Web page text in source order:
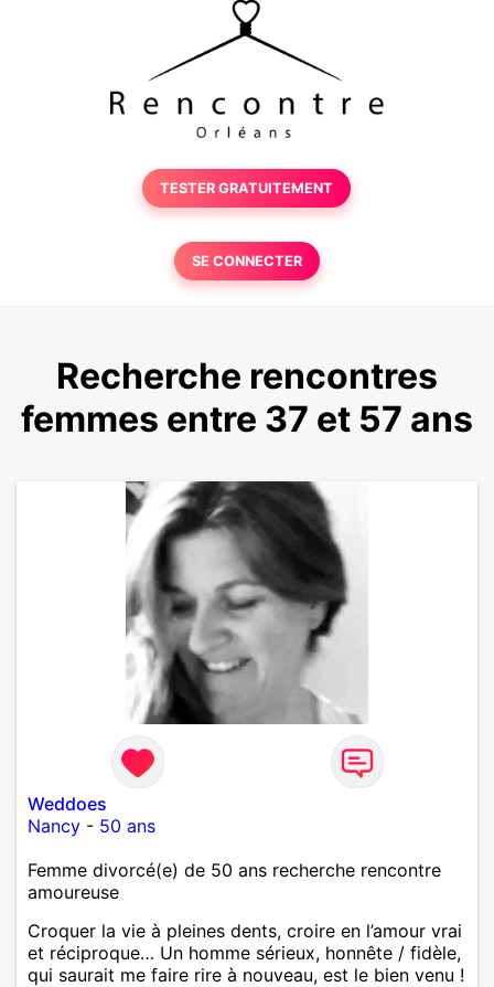
TESTER GRATUITEMENT
SE CONNECTER
Recherche rencontres
femmes entre 37 et 57 ans
Weddoes
Nancy - 50 ans
Femme divorcé(e) de 50 ans recherche rencontre
amoureuse
Croquer la vie à pleines dents, croire en l’amour vrai
et réciproque… Un homme sérieux, honnête / fidèle,
qui saurait me faire rire à nouveau, est le bien venu !